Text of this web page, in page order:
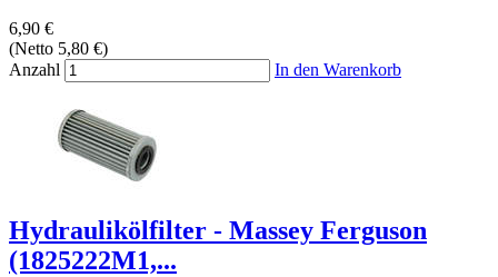
6,90 €
(Netto 5,80 €)
Anzahl
In den Warenkorb
Hydraulikölfilter - Massey Ferguson
(1825222M1,...